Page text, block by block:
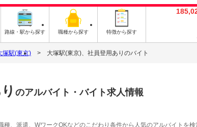
路線・駅から探す 職種から探す 特徴から探す
塚駅(東京) 大塚駅(東京)、社員登用ありのバイト
のアルバイト・バイト求人情報
、派遣、WワークOKなどのこだわり条件から人気のアルバイトを検